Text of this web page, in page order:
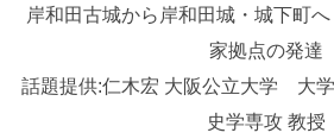
岸和田古城から岸和田城・城下町
家拠点の発達
話題提供:仁木宏 大阪公立大学 大
史学専攻 教授